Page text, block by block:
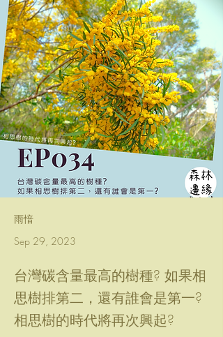
雨愔
Sep 29, 2023
台灣碳含量最高的樹種? 如果相
思樹排第二，還有誰會是第一?
相思樹的時代將再次興起?